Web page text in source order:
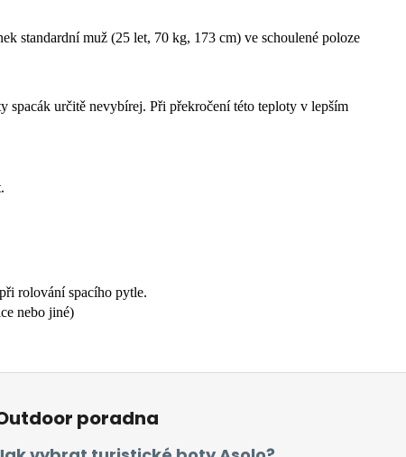
standardní muž (25 let, 70 kg, 173 cm) ve schoulené poloze
spacák určitě nevybírej. Při překročení této teploty v lepším
rolování spacího pytle.
nebo jiné)
poradna